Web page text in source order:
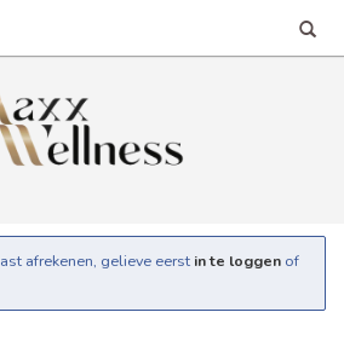
afrekenen, gelieve eerst in te loggen of